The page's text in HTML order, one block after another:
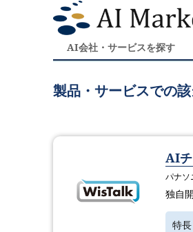
AI会社・サービスを探す
AI会社とのマッチングは AI
パナソニック ソリ
製品・サービスでの
AI
パナソ
独自
特長